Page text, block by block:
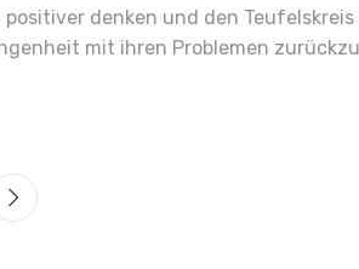
denken und den
mit ihren Problemen